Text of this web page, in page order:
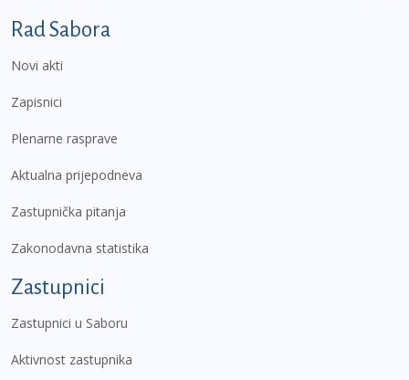
Podnožje prvi izbornik
Rad Sabora
Novi akti
Zapisnici
Plenarne rasprave
Aktualna prijepodneva
Zastupnička pitanja
Zakonodavna statistika
Zastupnici
Zastupnici u Saboru
Aktivnost zastupnika